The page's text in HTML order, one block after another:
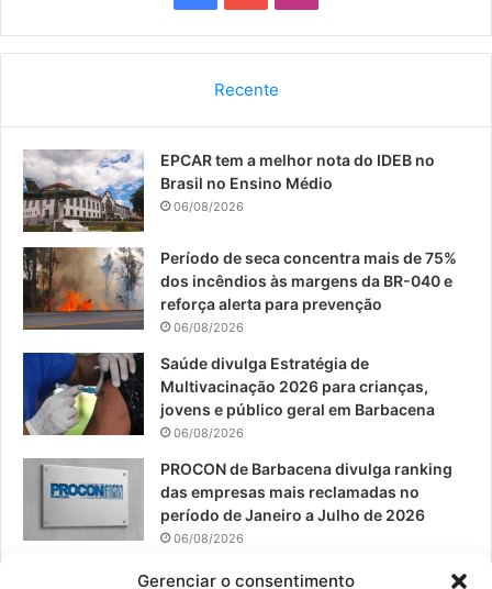
Gerenciar o consentimento
a
b
o
o
o
u
e
n
a
r
Recente
EPCAR tem a melhor nota do IDEB no
Brasil no Ensino Médio
06/08/2026
Período de seca concentra mais de 75%
dos incêndios às margens da BR-040 e
reforça alerta para prevenção
06/08/2026
Saúde divulga Estratégia de
Multivacinação 2026 para crianças,
jovens e público geral em Barbacena
06/08/2026
PROCON de Barbacena divulga ranking
das empresas mais reclamadas no
período de Janeiro a Julho de 2026
06/08/2026
Prefeitura convoca organizações de